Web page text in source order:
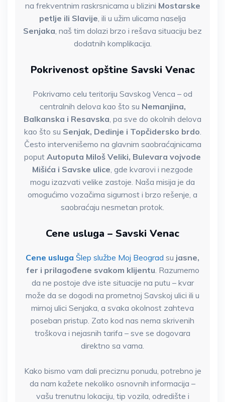
na frekventnim raskrsnicama u blizini Mostarske
petlje ili Slavije, ili u užim ulicama naselja
Senjaka, naš tim dolazi brzo i rešava situaciju bez
dodatnih komplikacija.
Pokrivenost opštine Savski Venac
Pokrivamo celu teritoriju Savskog Venca – od
centralnih delova kao što su Nemanjina,
Balkanska i Resavska, pa sve do okolnih delova
kao što su Senjak, Dedinje i Topčidersko brdo.
Često intervenišemo na glavnim saobraćajnicama
poput Autoputa Miloš Veliki, Bulevara vojvode
Mišića i Savske ulice, gde kvarovi i nezgode
mogu izazvati velike zastoje. Naša misija je da
omogućimo vozačima sigurnost i brzo rešenje, a
saobraćaju nesmetan protok.
Cene usluga – Savski Venac
Cene usluga Šlep službe Moj Beograd su jasne,
fer i prilagođene svakom klijentu. Razumemo
da ne postoje dve iste situacije na putu – kvar
može da se dogodi na prometnoj Savskoj ulici ili u
mirnoj ulici Senjaka, a svaka okolnost zahteva
poseban pristup. Zato kod nas nema skrivenih
troškova i nejasnih tarifa – sve se dogovara
direktno sa vama.
Kako bismo vam dali preciznu ponudu, potrebno je
da nam kažete nekoliko osnovnih informacija –
vašu trenutnu lokaciju, tip vozila, odredište i